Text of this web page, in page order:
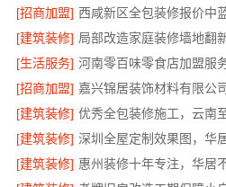
[招商加盟] 西咸新区全包装修报价中
[建筑装修]
[生活服务] 河南零百味零食店加盟服
[招商加盟] 嘉兴锦居装饰材料有限公
[建筑装修]
[建筑装修] 深圳全屋定制效果图，华
[建筑装修] 惠州装修十年专注，华居